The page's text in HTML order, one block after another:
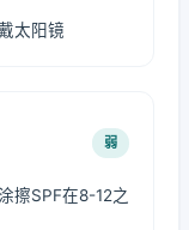
太阳镜
弱
擦SPF在8-12之